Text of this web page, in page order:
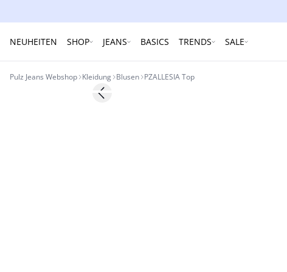
NEUHEITEN SHOP JEANS BASICS TRENDS SALE
Pulz Jeans Webshop Kleidung Blusen PZALLESIA Top
-30%Previous slide